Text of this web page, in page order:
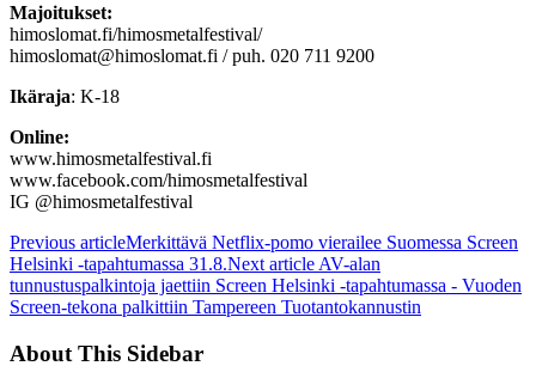
Majoitukset:
himoslomat.fi/himosmetalfestival/
himoslomat@himoslomat.fi / puh. 020 711 9200
Ikäraja: K-18
Online:
www.himosmetalfestival.fi
www.facebook.com/himosmetalfestival
IG @himosmetalfestival
Previous articleMerkittävä Netflix-pomo vierailee Suomessa Screen
Helsinki -tapahtumassa 31.8.Next article AV-alan
tunnustuspalkintoja jaettiin Screen Helsinki -tapahtumassa - Vuoden
Screen-tekona palkittiin Tampereen Tuotantokannustin
About This Sidebar